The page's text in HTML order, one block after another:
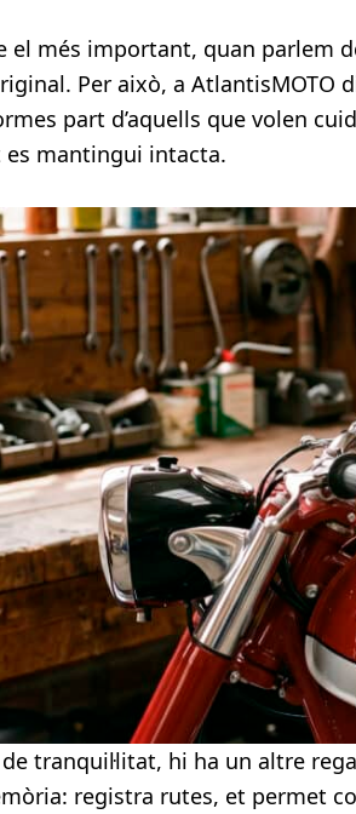
el més important, quan parlem
Per això, a AtlantisMOTO
part d’aquells que volen
mantingui intacta.
tranquil·litat, hi ha un altre
registra rutes, et permet